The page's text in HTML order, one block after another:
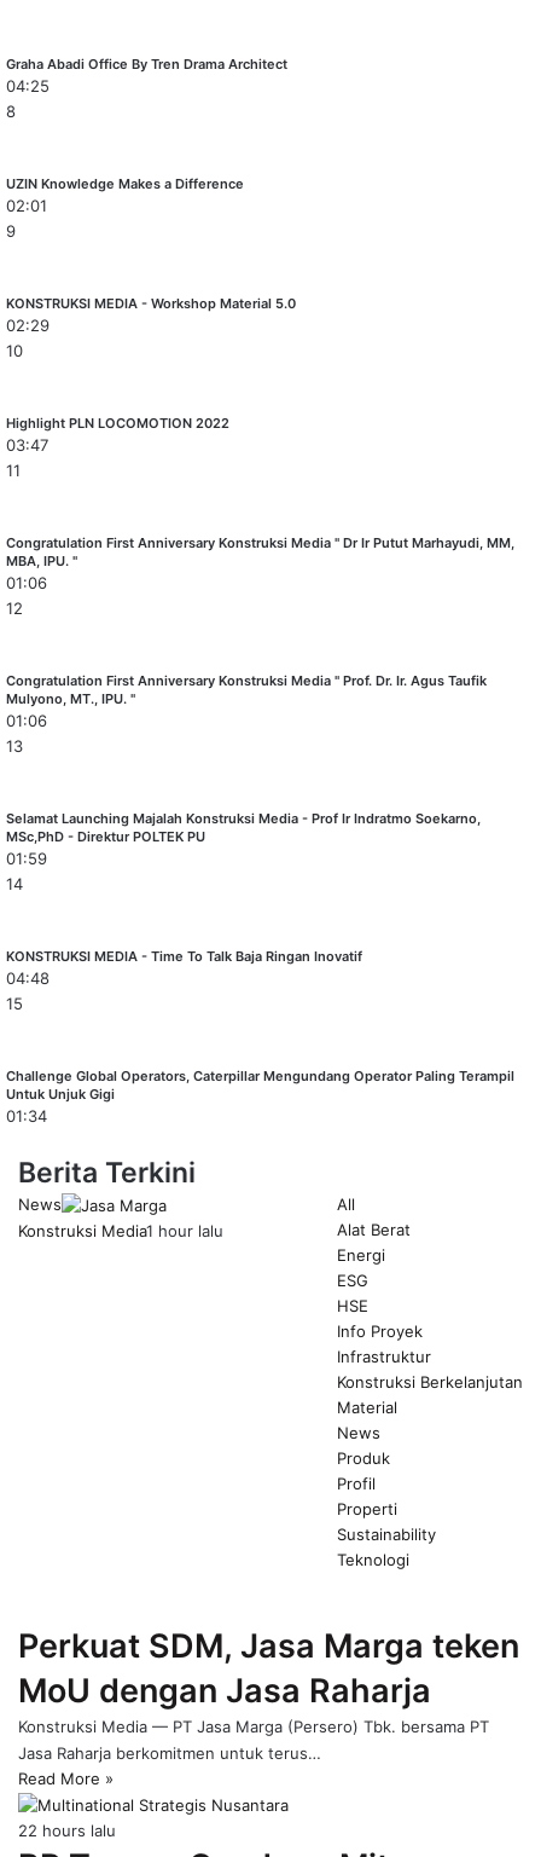
Graha Abadi Office By Tren Drama Architect
04:25
8
UZIN Knowledge Makes a Difference
02:01
9
KONSTRUKSI MEDIA - Workshop Material 5.0
02:29
10
Highlight PLN LOCOMOTION 2022
03:47
11
Congratulation First Anniversary Konstruksi Media " Dr Ir Putut Marhayudi, MM,
MBA, IPU. "
01:06
12
Congratulation First Anniversary Konstruksi Media " Prof. Dr. Ir. Agus Taufik
Mulyono, MT., IPU. "
01:06
13
Selamat Launching Majalah Konstruksi Media - Prof Ir Indratmo Soekarno,
MSc,PhD - Direktur POLTEK PU
01:59
14
KONSTRUKSI MEDIA - Time To Talk Baja Ringan Inovatif
04:48
15
Challenge Global Operators, Caterpillar Mengundang Operator Paling Terampil
Untuk Unjuk Gigi
01:34
Berita Terkini
All
Alat Berat
Energi
ESG
HSE
Info Proyek
Infrastruktur
Konstruksi Berkelanjutan
Material
News
Produk
Profil
Properti
Sustainability
Teknologi
page
News
Konstruksi Media1 hour lalu
Perkuat SDM, Jasa Marga teken
MoU dengan Jasa Raharja
Konstruksi Media — PT Jasa Marga (Persero) Tbk. bersama PT
Jasa Raharja berkomitmen untuk terus…
Read More »
22 hours lalu